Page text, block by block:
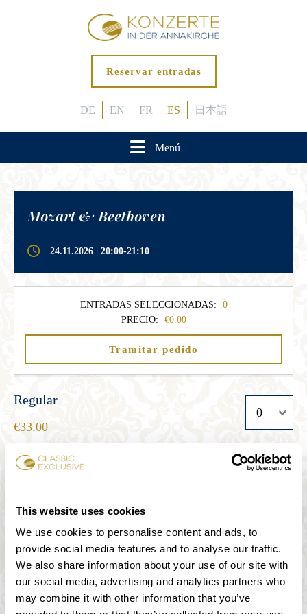
This website uses cookies
We use cookies to personalise content and ads, to
provide social media features and to analyse our traffic.
We also share information about your use of our site with
our social media, advertising and analytics partners who
may combine it with other information that you’ve
Reservar entradas
DE EN FR ES 日本語
Menú
Mozart & Beethoven
24.11.2026 | 20:00-21:10
ENTRADAS SELECCIONADAS:
0
PRECIO:
0.00
Tramitar pedido
Regular
33.00
Senior
27.00